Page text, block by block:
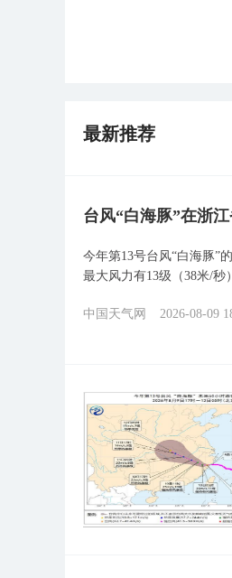
最新推荐
台风“白海豚”在浙
今年第13号台风“白海豚”
最大风力有13级（38米/秒
中国天气网 2026-08-09